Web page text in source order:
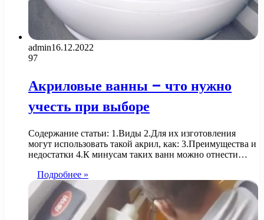
admin16.12.2022
97
Акриловые ванны – что нужно
учесть при выборе
Содержание статьи: 1.Виды 2.Для их изготовления
могут использовать такой акрил, как: 3.Преимущества и
недостатки 4.К минусам таких ванн можно отнести…
Подробнее »